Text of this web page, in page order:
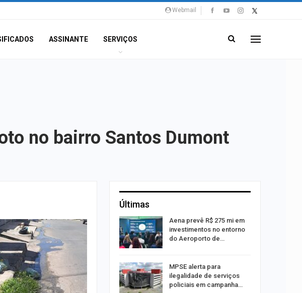
Webmail
ASSINANTE SERVIÇOS
no bairro Santos Dumont
Últimas
Champagne: Uma Viagem
de Pai e Filho
A Fabulosa Maquina do
Tempo
Aena prevê R$ 275 mi em
investimentos no entorno
do Aeroporto de…
MPSE alerta para
ilegalidade de serviços
policiais em campanha…